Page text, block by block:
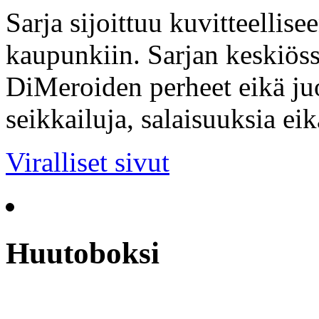
Sarja sijoittuu
kaupunkiin. Sarjan
DiMeroiden perheet eikä
seikkailuja, salaisuuksia
Viralliset sivut
Huutoboksi